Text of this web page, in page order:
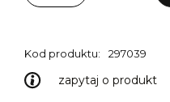
Kod produktu: 297039
zapytaj o produkt